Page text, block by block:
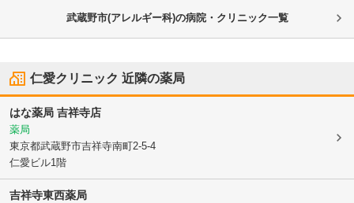
武蔵野市(アレルギー科)の病院・クリニック一覧
仁愛クリニック 近隣の薬局
はな薬局 吉祥寺店
薬局
東京都武蔵野市吉祥寺南町2-5-4
仁愛ビル1階
吉祥寺東西薬局